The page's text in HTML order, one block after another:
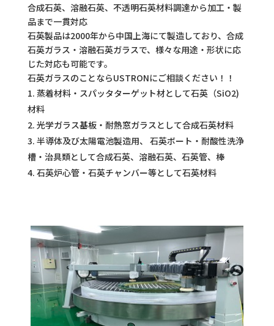
合成石英、溶融石英、不透明石英材料調達から加工・製
品まで一貫対応
石英製品は2000年から中国上海にて製造しており、合成
石英ガラス・溶融石英ガラスで、様々な用途・形状に応
じた対応も可能です。
石英ガラスのことならUSTRONにご相談ください！！
蒸着材料・スパッタターゲット材として石英（SiO2)
材料
光学ガラス基板・耐熱窓ガラスとして合成石英材料
半導体及び太陽電池製造用、 石英ボート・耐酸性洗浄
槽・治具類として合成石英、溶融石英、石英管、棒
石英炉心管・石英チャンバー等として石英材料